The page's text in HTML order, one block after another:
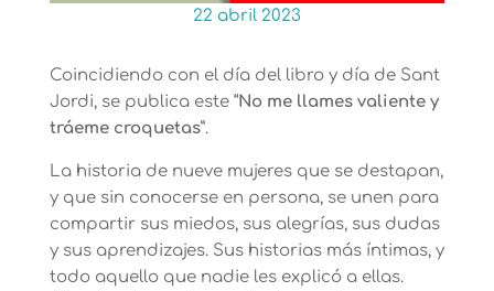
22 abril 2023
Coincidiendo con el día del libro y día de Sant
Jordi, se publica este “No me llames valiente y
tráeme croquetas”.
La historia de nueve mujeres que se destapan,
y que sin conocerse en persona, se unen para
compartir sus miedos, sus alegrías, sus dudas
y sus aprendizajes. Sus historias más íntimas, y
todo aquello que nadie les explicó a ellas.